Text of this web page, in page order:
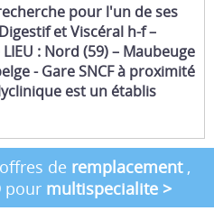
pour l'un de ses
et Viscéral h-f –
: Nord (59) – Maubeuge
- Gare SNCF à proximité
est un établis
de remplacement ,
pour multispecialite >